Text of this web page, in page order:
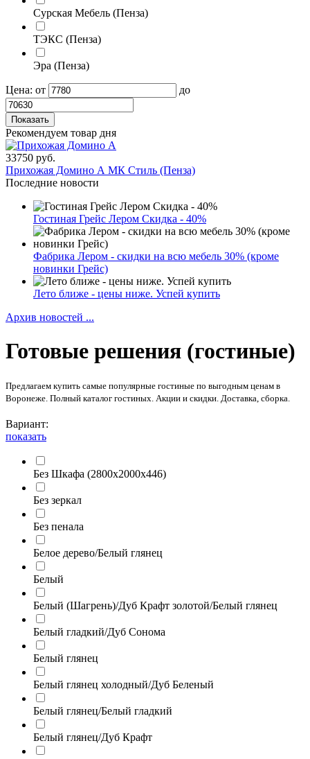
Сурская Мебель (Пенза)
ТЭКС (Пенза)
Эра (Пенза)
Цена: от до
Рекомендуем товар дня
33750 руб.
Прихожая Домино А МК Стиль (Пенза)
Последние новости
Гостиная Грейс Лером Скидка - 40%
Фабрика Лером - скидки на всю мебель 30% (кроме
новинки Грейс)
Лето ближе - цены ниже. Успей купить
Архив новостей ...
Готовые решения (гостиные)
Предлагаем купить самые популярные гостиные по выгодным ценам в
Воронеже. Полный каталог гостиных. Акции и скидки. Доставка, сборка.
Вариант:
показать
Без Шкафа (2800х2000х446)
Без зеркал
Без пенала
Белое дерево/Белый глянец
Белый
Белый (Шагрень)/Дуб Крафт золотой/Белый глянец
Белый гладкий/Дуб Сонома
Белый глянец
Белый глянец холодный/Дуб Беленый
Белый глянец/Белый гладкий
Белый глянец/Дуб Крафт